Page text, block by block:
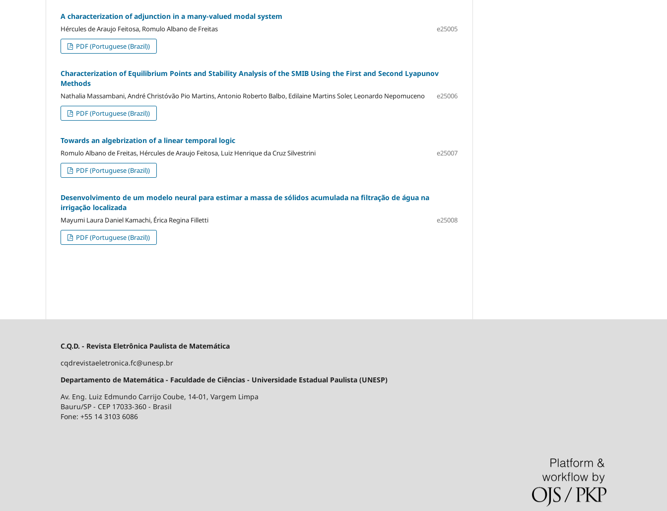
A characterization of adjunction in a many-valued modal system
Hércules de Araujo Feitosa, Romulo Albano de Freitas
e25005
PDF (Portuguese (Brazil))
Characterization of Equilibrium Points and Stability Analysis of the SMIB Using the First and Second Lyapunov
Methods
Nathalia Massambani, André Christóvão Pio Martins, Antonio Roberto Balbo, Edilaine Martins Soler, Leonardo Nepomuceno
e25006
PDF (Portuguese (Brazil))
Towards an algebrization of a linear temporal logic
Romulo Albano de Freitas, Hércules de Araujo Feitosa, Luiz Henrique da Cruz Silvestrini
e25007
PDF (Portuguese (Brazil))
Desenvolvimento de um modelo neural para estimar a massa de sólidos acumulada na filtração de água na
irrigação localizada
Mayumi Laura Daniel Kamachi, Érica Regina Filletti
e25008
PDF (Portuguese (Brazil))
C.Q.D. - Revista Eletrônica Paulista de Matemática
cqdrevistaeletronica.fc@unesp.br
Departamento de Matemática - Faculdade de Ciências - Universidade Estadual Paulista (UNESP)
Av. Eng. Luiz Edmundo Carrijo Coube, 14-01, Vargem Limpa
Bauru/SP - CEP 17033-360 - Brasil
Fone: +55 14 3103 6086